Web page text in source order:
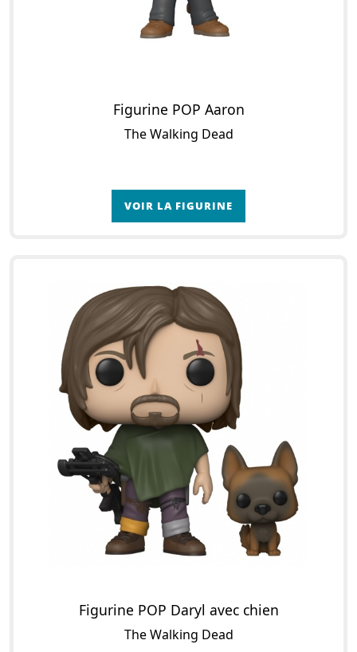
Figurine POP Aaron
The Walking Dead
VOIR LA FIGURINE
Figurine POP Daryl avec chien
The Walking Dead